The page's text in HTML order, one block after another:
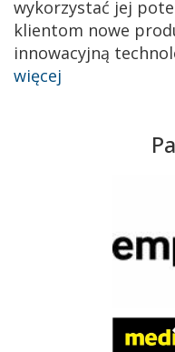
wykorzystać jej
klientom nowe
innowacyjną
więcej